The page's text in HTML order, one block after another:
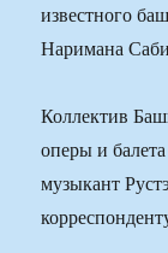
известного
Наримана
Коллектив
оперы и
музыкант